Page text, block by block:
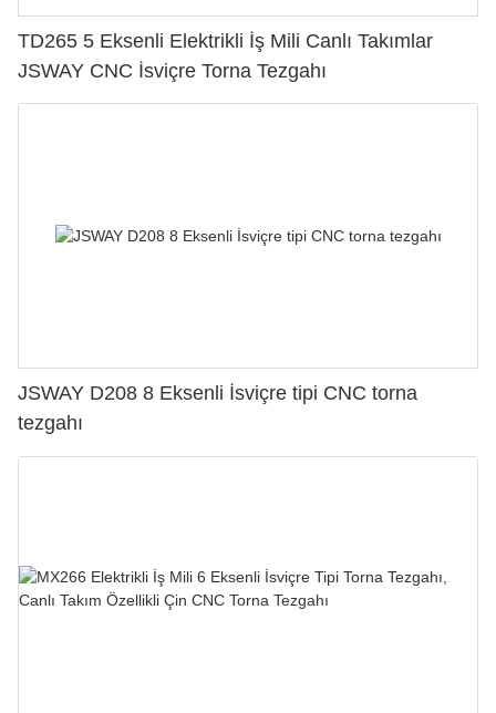
TD265 5 Eksenli Elektrikli İş Mili Canlı Takımlar
JSWAY CNC İsviçre Torna Tezgahı
JSWAY D208 8 Eksenli İsviçre tipi CNC torna
tezgahı